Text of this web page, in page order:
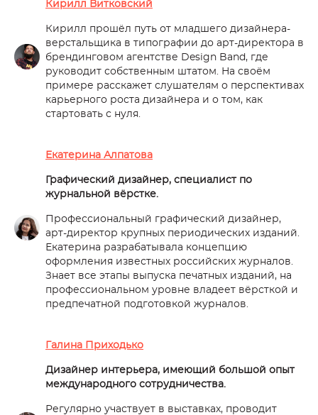
Кирилл Витковский
Кирилл прошёл путь от младшего дизайнера-
верстальщика в типографии до арт-директора в
брендинговом агентстве Design Band, где
руководит собственным штатом. На своём
примере расскажет слушателям о перспективах
карьерного роста дизайнера и о том, как
стартовать с нуля.
Екатерина Алпатова
Графический дизайнер, специалист по
журнальной вёрстке.
Профессиональный графический дизайнер,
арт-директор крупных периодических изданий.
Екатерина разрабатывала концепцию
оформления известных российских журналов.
Знает все этапы выпуска печатных изданий, на
профессиональном уровне владеет вёрсткой и
предпечатной подготовкой журналов.
Галина Приходько
Дизайнер интерьера, имеющий большой опыт
международного сотрудничества.
Регулярно участвует в выставках, проводит